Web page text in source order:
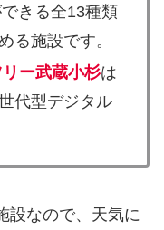
きる全13種類
る施設です。
ー武蔵小杉は
代型デジタル
設なので、天気に